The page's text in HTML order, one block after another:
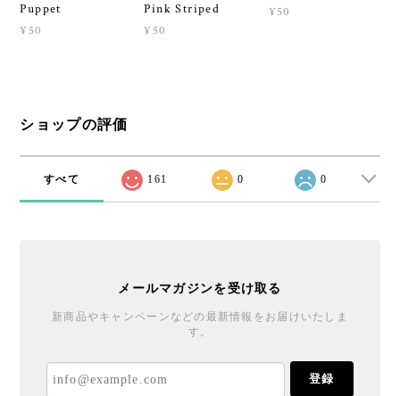
Puppet
¥50
Pink Striped
¥50
¥50
ショップの評価
すべて 161 0 0
メールマガジンを受け取る
新商品やキャンペーンなどの最新情報をお届けいたしま
す。
登録